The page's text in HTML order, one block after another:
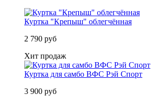
Куртка "Крепыш" облегчённая
2 790 руб
Хит продаж
Куртка для самбо ВФС Рэй Спорт
3 900 руб